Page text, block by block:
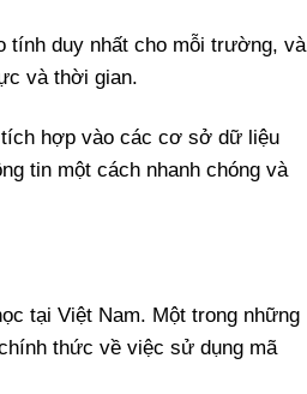
tính duy nhất cho mỗi trường, và
và thời gian.
hợp vào các cơ sở dữ liệu
tin một cách nhanh chóng và
tại Việt Nam. Một trong những
thức về việc sử dụng mã